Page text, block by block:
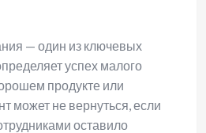
— один из ключевых
успех малого
продукте или
может не вернуться, если
оставило